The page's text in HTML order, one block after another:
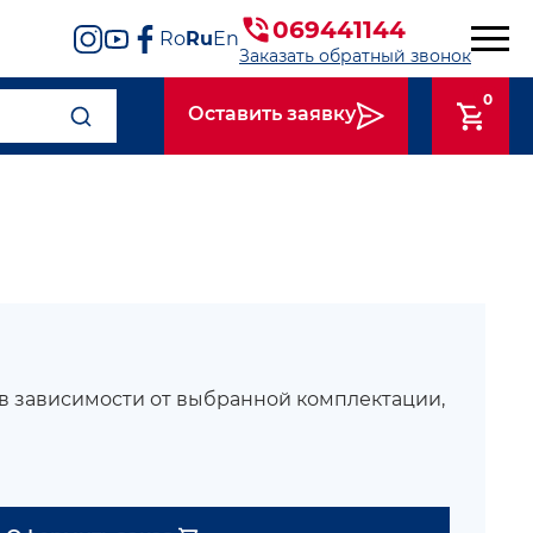
RoRuEn 069441144
Заказать обратный звонок
Оставить заявку
0
зависимости от выбранной комплектации,